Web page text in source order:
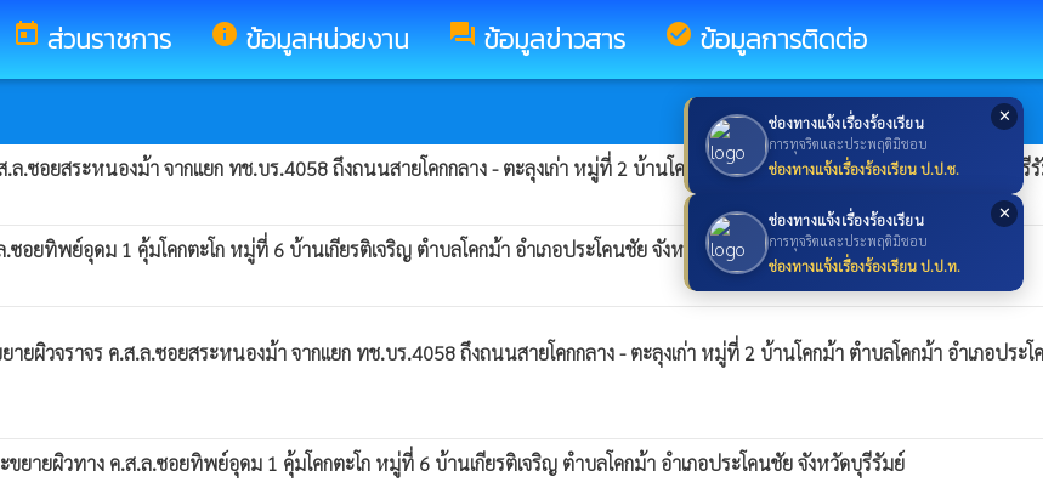
✕
ช่องทางแจ้งเรื่องร้องเรียน
การทุจริตและประพฤติมิชอบ
ช่องทางแจ้งเรื่องร้องเรียน ป.ป.ช.
✕
ช่องทางแจ้งเรื่องร้องเรียน
การทุจริตและประพฤติมิชอบ
ช่องทางแจ้งเรื่องร้องเรียน ป.ป.ท.
today ส่วนราชการ info ข้อมูลหน่วยงาน forum ข้อมูลข่าวสาร check_circle ข้อมูลการติดต่อ
ล.ซอยสระหนองม้า จากแยก ทช.บร.4058 ถึงถนนสายโคกกลาง - ตะลุงเก่า หมู่ที่ 2 บ้านโคกม้า ตำบลโคกม้า อำเภอประโคนชัย จังหวัดบุรี
อยทิพย์อุดม 1 คุ้มโคกตะโก หมู่ที่ 6 บ้านเกียรติเจริญ ตำบลโคกม้า อำเภอประโคนชัย จังหวัดบุรีรัมย์
ายผิวจราจร ค.ส.ล.ซอยสระหนองม้า จากแยก ทช.บร.4058 ถึงถนนสายโคกกลาง - ตะลุงเก่า หมู่ที่ 2 บ้านโคกม้า ตำบลโคกม้า อำเภอประ
ขยายผิวทาง ค.ส.ล.ซอยทิพย์อุดม 1 คุ้มโคกตะโก หมู่ที่ 6 บ้านเกียรติเจริญ ตำบลโคกม้า อำเภอประโคนชัย จังหวัดบุรีรัมย์